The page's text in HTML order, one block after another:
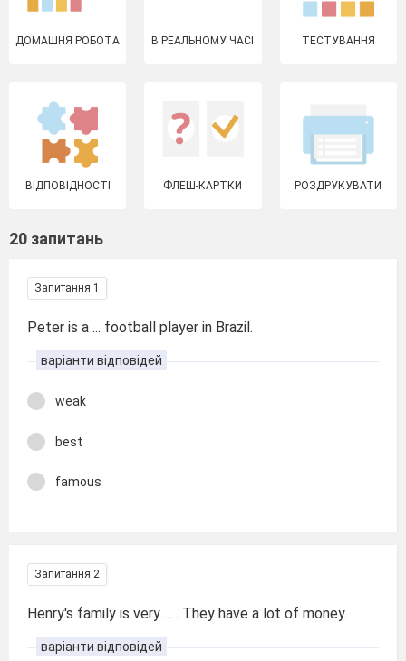
ДОМАШНЯ РОБОТА В РЕАЛЬНОМУ ЧАСІ ТЕСТУВАННЯ
ВІДПОВІДНОСТІ ФЛЕШ-КАРТКИ РОЗДРУКУВАТИ
20 запитань
Запитання 1
Peter is a ... football player in Brazil.
варіанти відповідей
weak
best
famous
Запитання 2
Henry's family is very ... . They have a lot of money.
варіанти відповідей